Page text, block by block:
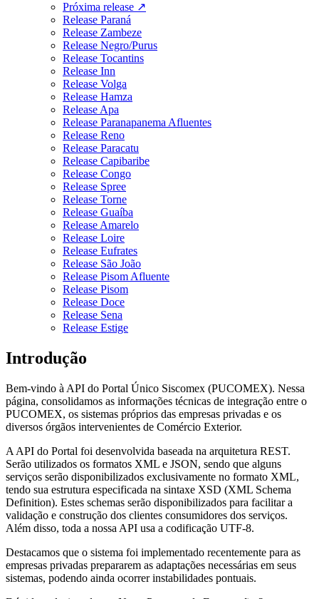
Próxima release ↗
Release Paraná
Release Zambeze
Release Negro/Purus
Release Tocantins
Release Inn
Release Volga
Release Hamza
Release Apa
Release Paranapanema Afluentes
Release Reno
Release Paracatu
Release Capibaribe
Release Congo
Release Spree
Release Torne
Release Guaíba
Release Amarelo
Release Loire
Release Eufrates
Release São João
Release Pisom Afluente
Release Pisom
Release Doce
Release Sena
Release Estige
Introdução
Bem-vindo à API do Portal Único Siscomex (PUCOMEX). Nessa
página, consolidamos as informações técnicas de integração entre o
PUCOMEX, os sistemas próprios das empresas privadas e os
diversos órgãos intervenientes de Comércio Exterior.
A API do Portal foi desenvolvida baseada na arquitetura REST.
Serão utilizados os formatos XML e JSON, sendo que alguns
serviços serão disponibilizados exclusivamente no formato XML,
tendo sua estrutura especificada na sintaxe XSD (XML Schema
Definition). Estes schemas serão disponibilizados para facilitar a
validação e construção dos clientes consumidores dos serviços.
Além disso, toda a nossa API usa a codificação UTF-8.
Destacamos que o sistema foi implementado recentemente para as
empresas privadas prepararem as adaptações necessárias em seus
sistemas, podendo ainda ocorrer instabilidades pontuais.